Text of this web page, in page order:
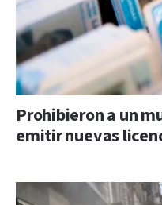
Prohibieron a un
emitir nuevas